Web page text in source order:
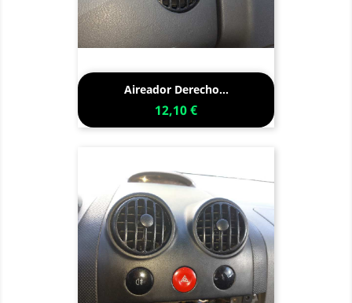
Aireador Derecho...
12,10 €